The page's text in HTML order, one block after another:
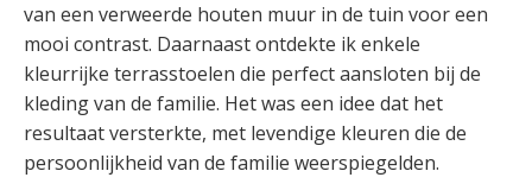
van een verweerde houten muur in de tuin voor een
mooi contrast. Daarnaast ontdekte ik enkele
kleurrijke terrasstoelen die perfect aansloten bij de
kleding van de familie. Het was een idee dat het
resultaat versterkte, met levendige kleuren die de
persoonlijkheid van de familie weerspiegelden.